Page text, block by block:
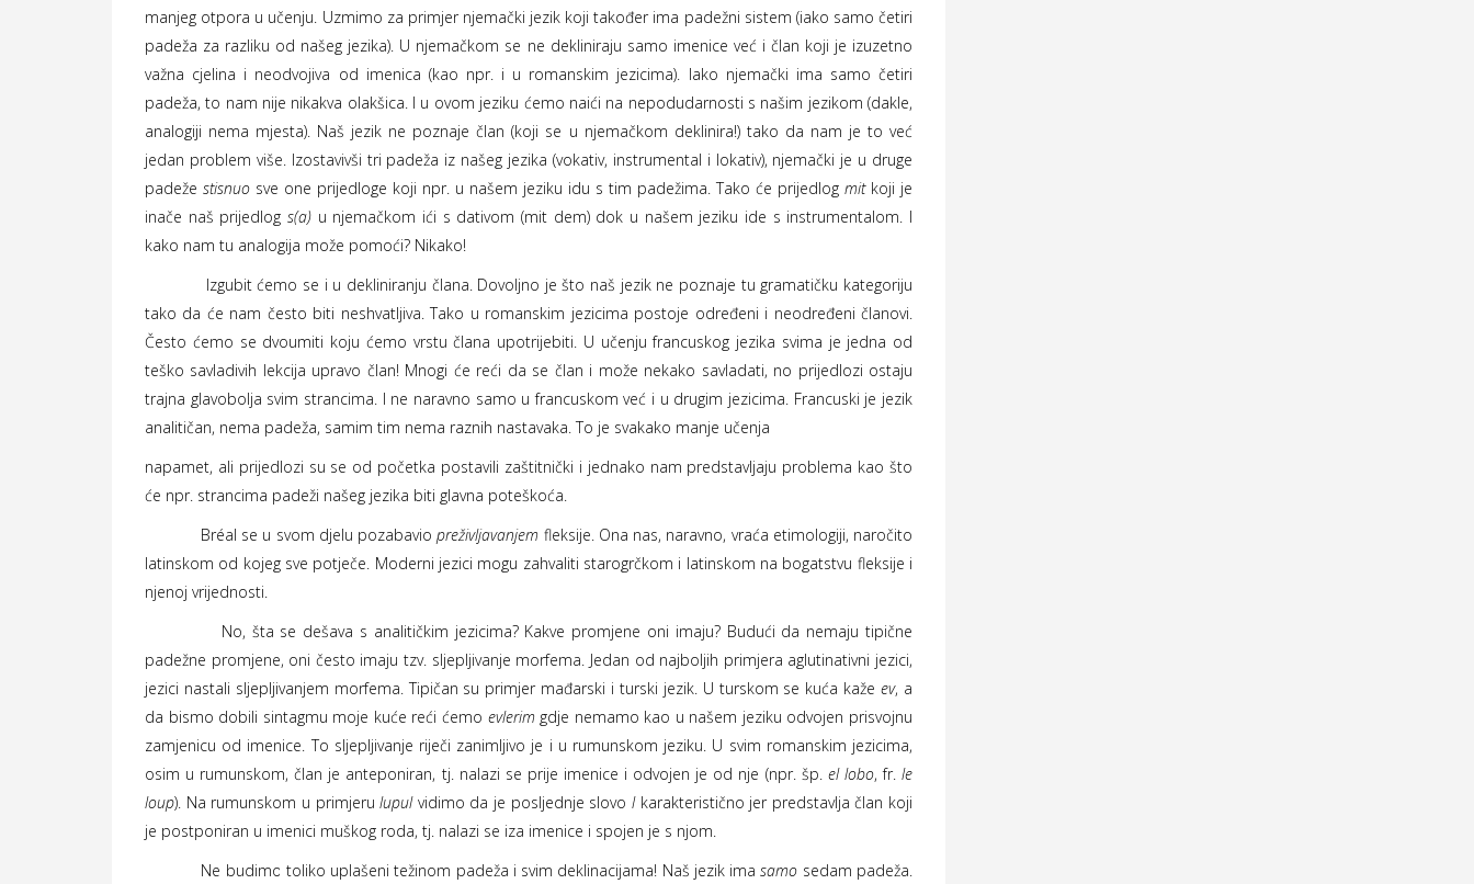
manjeg otpora u učenju. Uzmimo za primjer njemački jezik koji također ima padežni sistem (iako samo četiri
padeža za razliku od našeg jezika). U njemačkom se ne dekliniraju samo imenice već i član koji je izuzetno
važna cjelina i neodvojiva od imenica (kao npr. i u romanskim jezicima). Iako njemački ima samo četiri
padeža, to nam nije nikakva olakšica. I u ovom jeziku ćemo naići na nepodudarnosti s našim jezikom (dakle,
analogiji nema mjesta). Naš jezik ne poznaje član (koji se u njemačkom deklinira!) tako da nam je to već
jedan problem više. Izostavivši tri padeža iz našeg jezika (vokativ, instrumental i lokativ), njemački je u druge
padeže stisnuo sve one prijedloge koji npr. u našem jeziku idu s tim padežima. Tako će prijedlog mit koji je
inače naš prijedlog s(a) u njemačkom ići s dativom (mit dem) dok u našem jeziku ide s instrumentalom. I
kako nam tu analogija može pomoći? Nikako!
Izgubit ćemo se i u dekliniranju člana. Dovoljno je što naš jezik ne poznaje tu gramatičku kategoriju
tako da će nam često biti neshvatljiva. Tako u romanskim jezicima postoje određeni i neodređeni članovi.
Često ćemo se dvoumiti koju ćemo vrstu člana upotrijebiti. U učenju francuskog jezika svima je jedna od
teško savladivih lekcija upravo član! Mnogi će reći da se član i može nekako savladati, no prijedlozi ostaju
trajna glavobolja svim strancima. I ne naravno samo u francuskom već i u drugim jezicima. Francuski je jezik
analitičan, nema padeža, samim tim nema raznih nastavaka. To je svakako manje učenja
napamet, ali prijedlozi su se od početka postavili zaštitnički i jednako nam predstavljaju problema kao što
će npr. strancima padeži našeg jezika biti glavna poteškoća.
Bréal se u svom djelu pozabaviopreživljavanjem fleksije. Ona nas, naravno, vraća etimologiji, naročito
latinskom od kojeg sve potječe. Moderni jezici mogu zahvaliti starogrčkom i latinskom na bogatstvu fleksije i
njenoj vrijednosti.
No, šta se dešava s analitičkim jezicima? Kakve promjene oni imaju? Budući da nemaju tipične
padežne promjene, oni često imaju tzv. sljepljivanje morfema. Jedan od najboljih primjera aglutinativni jezici,
jezici nastali sljepljivanjem morfema. Tipičan su primjer mađarski i turski jezik. U turskom se kuća kažeev, a
da bismo dobili sintagmu moje kuće reći ćemo evlerim gdje nemamo kao u našem jeziku odvojen prisvojnu
zamjenicu od imenice. To sljepljivanje riječi zanimljivo je i u rumunskom jeziku. U svim romanskim jezicima,
osim u rumunskom, član je anteponiran, tj. nalazi se prije imenice i odvojen je od nje (npr. šp. el lobo, fr.le
loup). Na rumunskom u primjerulupulvidimo da je posljednje slovo lkarakteristično jer predstavlja član koji
je postponiran u imenici muškog roda, tj. nalazi se iza imenice i spojen je s njom.
Ne budimo toliko uplašeni težinom padeža i svim deklinacijama! Naš jezik imasamo sedam padeža.